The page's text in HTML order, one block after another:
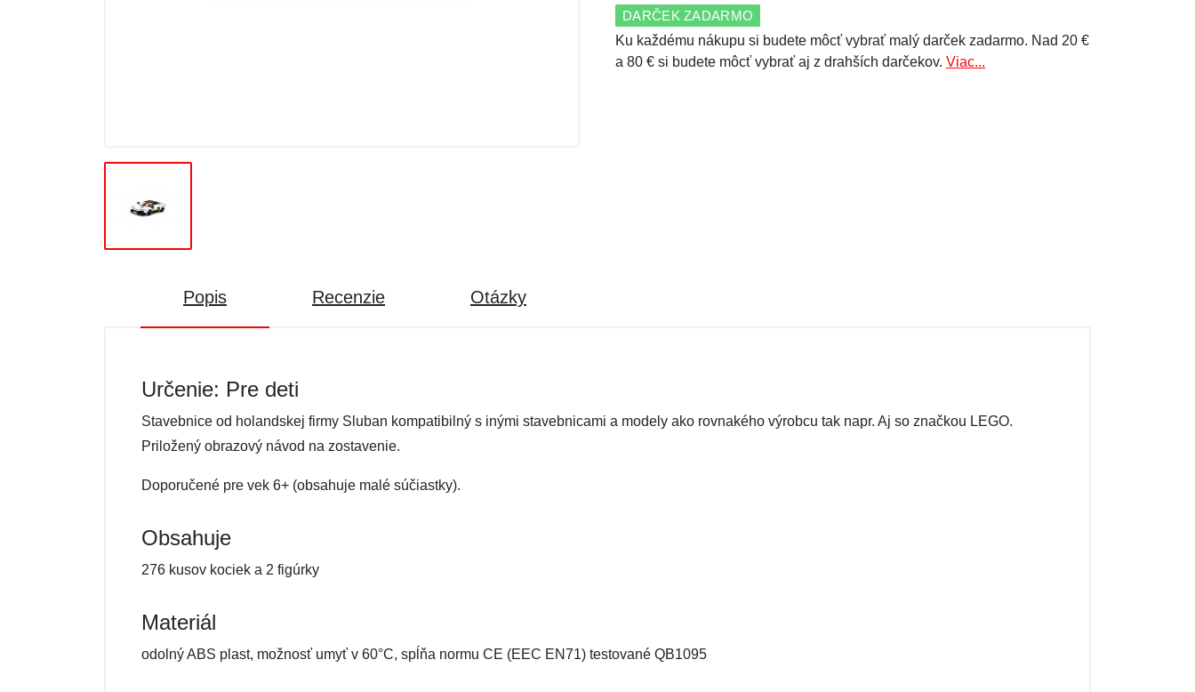
DARČEK ZADARMO
Ku každému nákupu si budete môcť vybrať malý darček zadarmo. Nad 20 €
a 80 € si budete môcť vybrať aj z drahších darčekov. Viac...
Popis Recenzie Otázky
Určenie: Pre deti
Stavebnice od holandskej firmy Sluban kompatibilný s inými stavebnicami a modely ako rovnakého výrobcu tak napr. Aj so značkou LEGO.
Priložený obrazový návod na zostavenie.
Doporučené pre vek 6+ (obsahuje malé súčiastky).
Obsahuje
276 kusov kociek a 2 figúrky
Materiál
odolný ABS plast, možnosť umyť v 60°C, spĺňa normu CE (EEC EN71) testované QB1095